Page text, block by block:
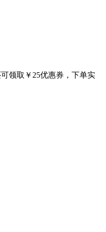
领取￥25优惠券，下单实